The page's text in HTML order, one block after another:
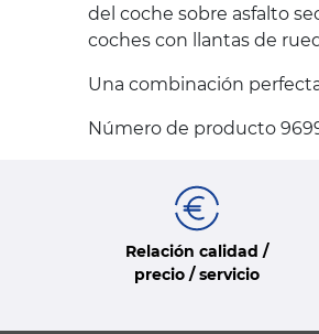
del coche sobre asfalto
coches con llantas de
Una combinación
Número de producto
Relación calidad /
precio / servicio